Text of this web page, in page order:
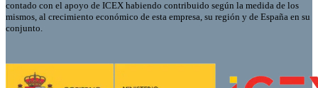
contado con el apoyo de ICEX habiendo contribuido según la medida de los
mismos, al crecimiento económico de esta empresa, su región y de España en su
conjunto.